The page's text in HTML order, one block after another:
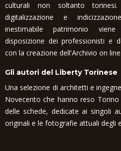
culturali non soltanto
digitalizzazione e
inestimabile patrimonio
disposizione dei professionisti e
con la creazione dell'Archivio on line.
Gli autori del Liberty Torinese
Una selezione di architetti e
Novecento che hanno reso
delle schede, dedicate ai singoli
originali e le fotografie attuali degli